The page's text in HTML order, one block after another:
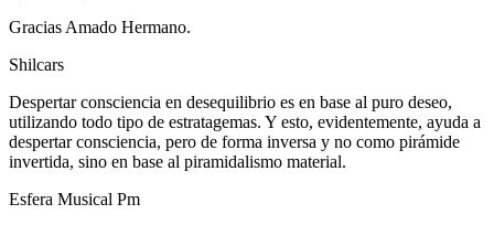
Gracias Amado Hermano.
Shilcars
Despertar consciencia en desequilibrio es en base al puro deseo,
utilizando todo tipo de estratagemas. Y esto, evidentemente, ayuda a
despertar consciencia, pero de forma inversa y no como pirámide
invertida, sino en base al piramidalismo material.
Esfera Musical Pm